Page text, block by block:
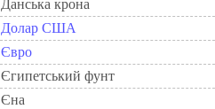
Данська крона
Долар США
Євро
Єгипетський фунт
Єна